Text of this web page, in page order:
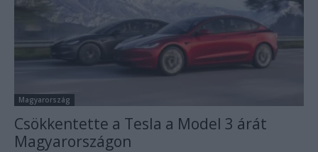
Magyarország
Csökkentette a Tesla a Model 3 árát
Magyarországon